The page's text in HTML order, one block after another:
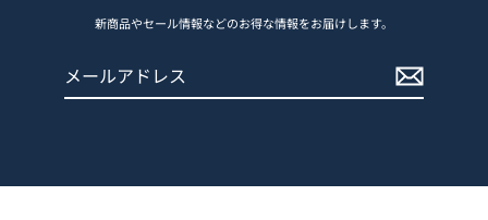
新商品やセール情報などのお得な情報をお届けします。